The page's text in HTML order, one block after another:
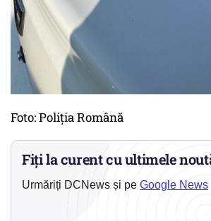
Foto: Poliția Română
Fiți la curent cu ultimele
Urmăriți DCNews și pe Google News